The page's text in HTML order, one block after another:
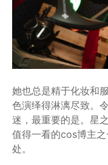
她也总是精于化妆和
色演绎得淋漓尽致。
迷，最重要的是。星
值得一看的cos博主
处。